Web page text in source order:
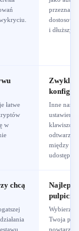
i
łatwe
w
Zwykle
Inne
między
chcą
pulpicie
Wybierz
Twoja